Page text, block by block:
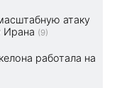
атаку
Ирана (9)
работала на